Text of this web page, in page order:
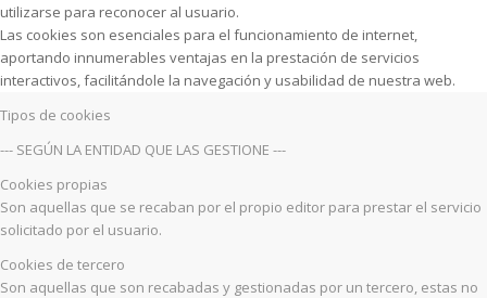
utilizarse para reconocer al usuario.
Las cookies son esenciales para el funcionamiento de internet,
aportando innumerables ventajas en la prestación de servicios
interactivos, facilitándole la navegación y usabilidad de nuestra web.
Tipos de cookies
--- SEGÚN LA ENTIDAD QUE LAS GESTIONE ---
Cookies propias
Son aquellas que se recaban por el propio editor para prestar el servicio
solicitado por el usuario.
Cookies de tercero
Son aquellas que son recabadas y gestionadas por un tercero, estas no